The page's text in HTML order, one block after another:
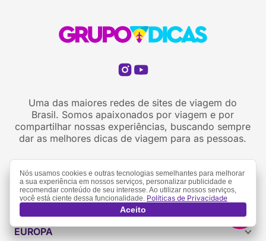
Uma das maiores redes de sites de viagem do
Brasil. Somos apaixonados por viagem e por
compartilhar nossas experiências, buscando sempre
dar as melhores dicas de viagem para as pessoas.
AMÉRICA DO SUL
Argentina
EUROPA
Nós usamos cookies e outras tecnologias semelhantes para melhorar
a sua experiência em nossos serviços, personalizar publicidade e
recomendar conteúdo de seu interesse. Ao utilizar nossos serviços,
você está ciente dessa funcionalidade. Políticas de Privacidade
Aceito